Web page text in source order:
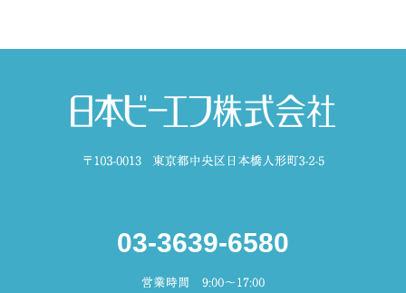
03-3639-6580